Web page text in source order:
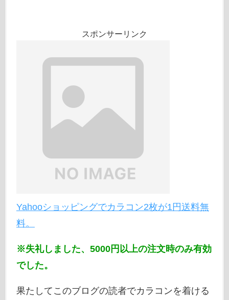
スポンサーリンク
Yahooショッピングでカラコン2枚が1円送料無
料。
※失礼しました、5000円以上の注文時のみ有効
でした。
果たしてこのブログの読者でカラコンを着ける